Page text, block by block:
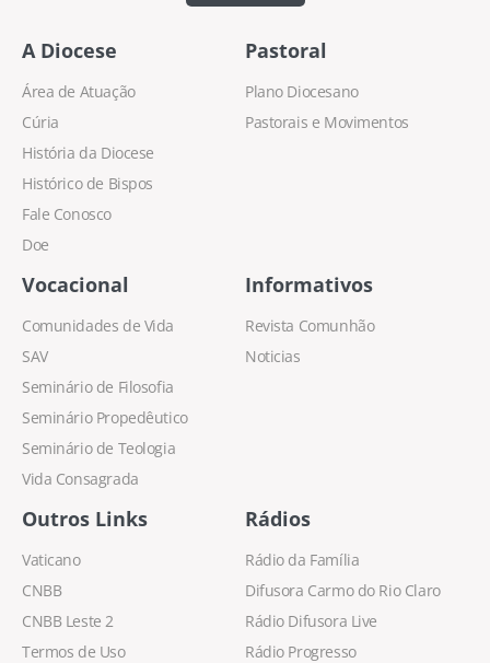
A Diocese
Área de Atuação
Cúria
História da Diocese
Histórico de Bispos
Fale Conosco
Doe
Pastoral
Plano Diocesano
Pastorais e Movimentos
Vocacional
Comunidades de Vida
SAV
Seminário de Filosofia
Seminário Propedêutico
Seminário de Teologia
Vida Consagrada
Informativos
Revista Comunhão
Noticias
Outros Links
Vaticano
CNBB
CNBB Leste 2
Termos de Uso
Rádios
Rádio da Família
Difusora Carmo do Rio Claro
Rádio Difusora Live
Rádio Progresso